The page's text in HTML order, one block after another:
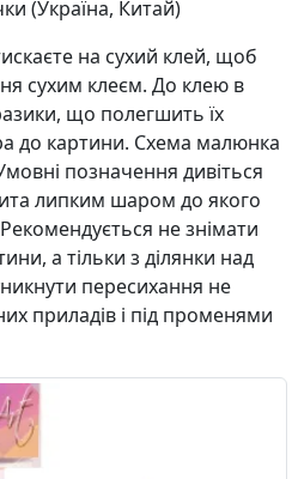
(Україна, Китай)
на сухий клей, щоб
сухим клеєм. До клею в
що полегшить їх
до картини. Схема малюнка
позначення дивіться
липким шаром до якого
не знімати
а тільки з ділянки над
пересихання не
приладів і під променями